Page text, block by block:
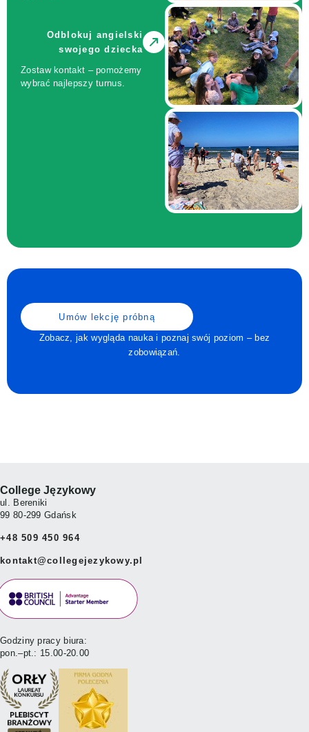
Odblokuj angielski
swojego dziecka
Zostaw kontakt – pomożemy
wybrać najlepszy turnus.
Umów lekcję próbną
Zobacz, jak wygląda nauka i poznaj swój poziom – bez
zobowiązań.
College Językowy
ul. Bereniki
99 80-299 Gdańsk
+48 509 450 964
kontakt@collegejezykowy.pl
Godziny pracy biura:
pon.–pt.: 15.00-20.00